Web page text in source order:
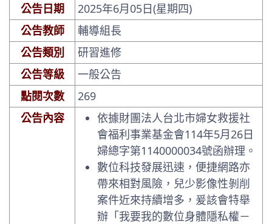
公告日期
2025年6月05日(星期四)
公告教師
輔導組長
公告類別
研習進修
公告等級
一般公告
點閱次數
269
公告內容
依據財團法人台北市婦女救援社
會福利事業基金會114年5月26日
婦總字第1140000034號函辦理。
數位科技發展迅速，便捷網路亦
帶來相對風險，兒少影像性剝削
案件近來持續增多，爰該會特舉
辦「我要我的數位身體隱私權－